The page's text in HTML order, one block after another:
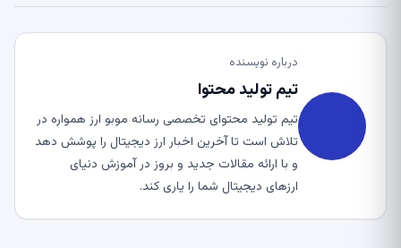
درباره نویسنده
تیم تولید محتوا
تیم تولید محتوای تخصصی رسانه موبو ارز همواره در
تلاش است تا آخرین اخبار ارز دیجیتال را پوشش دهد
و با ارائه مقالات جدید و بروز در آموزش دنیای
ارزهای دیجیتال شما را یاری کند.